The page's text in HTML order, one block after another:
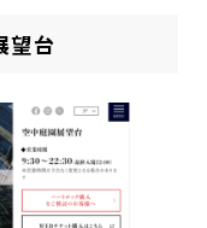
望台